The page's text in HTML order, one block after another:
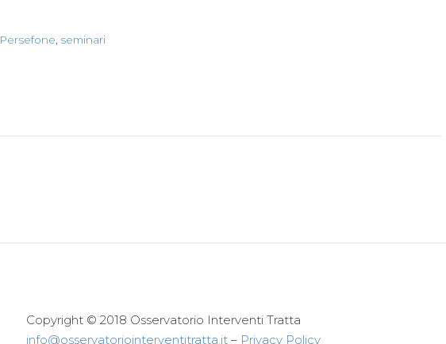
Persefone seminari
Copyright © 2018 Osservatorio Interventi Tratta
info@osservatoriointerventitratta.it – Privacy Policy